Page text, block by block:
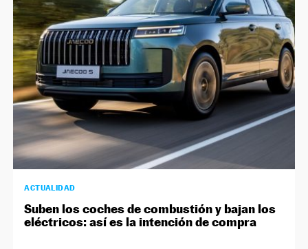
ACTUALIDAD
Suben los coches de combustión y bajan los
eléctricos: así es la intención de compra